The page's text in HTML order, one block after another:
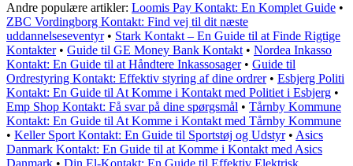
Andre populære artikler: Loomis Pay Kontakt: En Komplet Guide •
ZBC Vordingborg Kontakt: Find vej til dit næste
uddannelseseventyr• Stark Kontakt – En Guide til at Finde Rigtige
Kontakter• Guide til GE Money Bank Kontakt • Nordea Inkasso
Kontakt: En Guide til at Håndtere Inkassosager• Guide til
Ordrestyring Kontakt: Effektiv styring af dine ordrer• Esbjerg Politi
Kontakt: En Guide til At Komme i Kontakt med Politiet i Esbjerg •
Emp Shop Kontakt: Få svar på dine spørgsmål • Tårnby Kommune
Kontakt: En Guide til At Komme i Kontakt med Tårnby Kommune
• Keller Sport Kontakt: En Guide til Sportstøj og Udstyr• Asics
Danmark Kontakt: En Guide til at Komme i Kontakt med Asics